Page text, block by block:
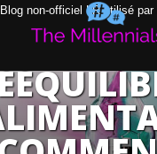
Blog non-officiel LR utilisé
LE